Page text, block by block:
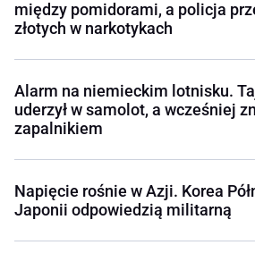
między pomidorami, a policja
złotych w narkotykach
Alarm na niemieckim lotnisku.
uderzył w samolot, a wcześniej
zapalnikiem
Napięcie rośnie w Azji. Korea
Japonii odpowiedzią militarną